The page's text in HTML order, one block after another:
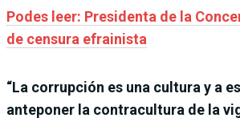
Podes leer: Presidenta de la
de censura efrainista
“La corrupción es una cultura y a
anteponer la contracultura de la